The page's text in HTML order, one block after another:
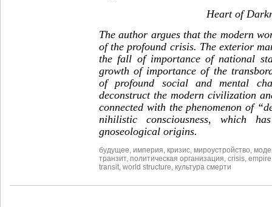
Heart of
The author argues that the modern
of the profound crisis. The exterior
the fall of importance of national
growth of importance of the
of profound social and mental
deconstruct the modern civilization
connected with the phenomenon of
nihilistic consciousness, which
gnoseological origins.
будущее империя кризис мироустройство
транзит, политическая организация crisis empire
transit world structure культура смерти